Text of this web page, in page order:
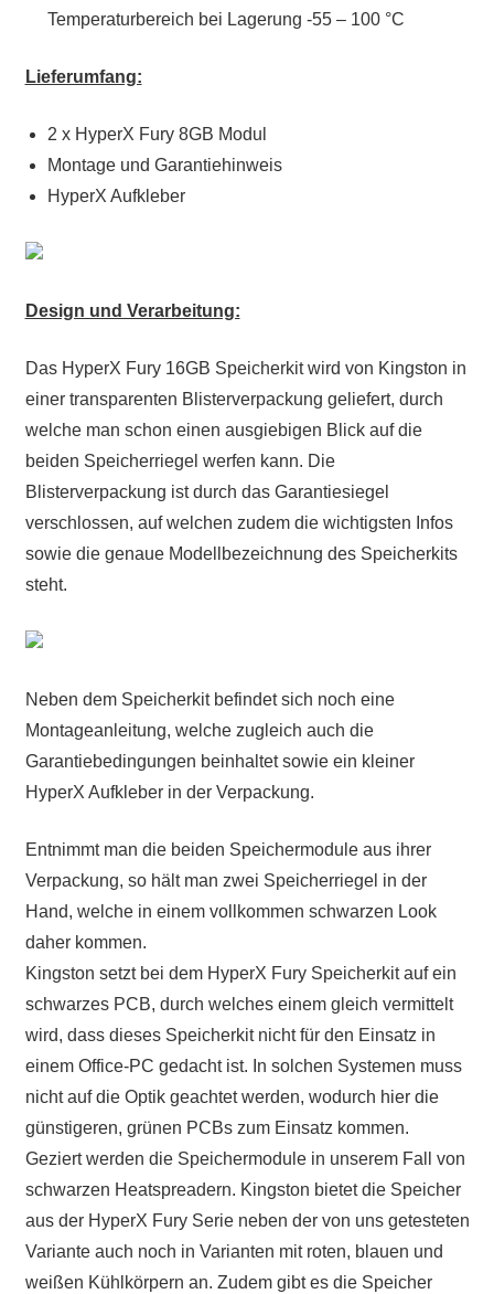
Temperaturbereich bei Lagerung -55 – 100 °C
Lieferumfang:
2 x HyperX Fury 8GB Modul
Montage und Garantiehinweis
HyperX Aufkleber
Design und Verarbeitung:
Das HyperX Fury 16GB Speicherkit wird von Kingston in
einer transparenten Blisterverpackung geliefert, durch
welche man schon einen ausgiebigen Blick auf die
beiden Speicherriegel werfen kann. Die
Blisterverpackung ist durch das Garantiesiegel
verschlossen, auf welchen zudem die wichtigsten Infos
sowie die genaue Modellbezeichnung des Speicherkits
steht.
Neben dem Speicherkit befindet sich noch eine
Montageanleitung, welche zugleich auch die
Garantiebedingungen beinhaltet sowie ein kleiner
HyperX Aufkleber in der Verpackung.
Entnimmt man die beiden Speichermodule aus ihrer
Verpackung, so hält man zwei Speicherriegel in der
Hand, welche in einem vollkommen schwarzen Look
daher kommen.
Kingston setzt bei dem HyperX Fury Speicherkit auf ein
schwarzes PCB, durch welches einem gleich vermittelt
wird, dass dieses Speicherkit nicht für den Einsatz in
einem Office-PC gedacht ist. In solchen Systemen muss
nicht auf die Optik geachtet werden, wodurch hier die
günstigeren, grünen PCBs zum Einsatz kommen.
Geziert werden die Speichermodule in unserem Fall von
schwarzen Heatspreadern. Kingston bietet die Speicher
aus der HyperX Fury Serie neben der von uns getesteten
Variante auch noch in Varianten mit roten, blauen und
weißen Kühlkörpern an. Zudem gibt es die Speicher